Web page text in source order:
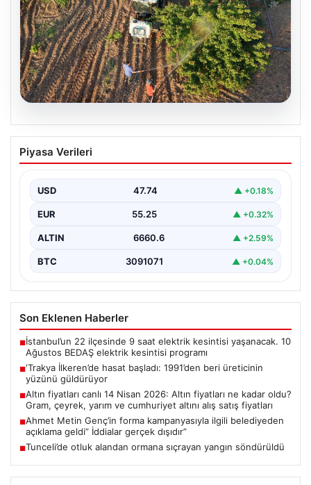
08.08.2026
‘Trakya İlkeren’de hasat başladı:
1991’den beri üreticinin yüzünü
Piyasa Verileri
USD 47.74 ▲ +0.18%
EUR 55.25 ▲ +0.32%
ALTIN 6660.6 ▲ +2.59%
BTC 3091071 ▲ +0.04%
Son Eklenen Haberler
■İstanbul’un 22 ilçesinde 9 saat elektrik kesintisi yaşanacak. 10
Ağustos BEDAŞ elektrik kesintisi programı
■‘Trakya İlkeren’de hasat başladı: 1991’den beri üreticinin
yüzünü güldürüyor
■Altın fiyatları canlı 14 Nisan 2026: Altın fiyatları ne kadar oldu?
Gram, çeyrek, yarım ve cumhuriyet altını alış satış fiyatları
■Ahmet Metin Genç’in forma kampanyasıyla ilgili belediyeden
açıklama geldi” İddialar gerçek dışıdır”
■Tunceli’de otluk alandan ormana sıçrayan yangın söndürüldü